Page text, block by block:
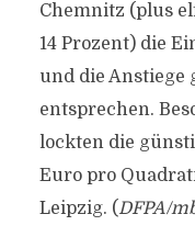
Chemnitz (plus
14 Prozent) die
und die Anstiege
entsprechen.
lockten die
Euro pro
Leipzig. (DFPA/